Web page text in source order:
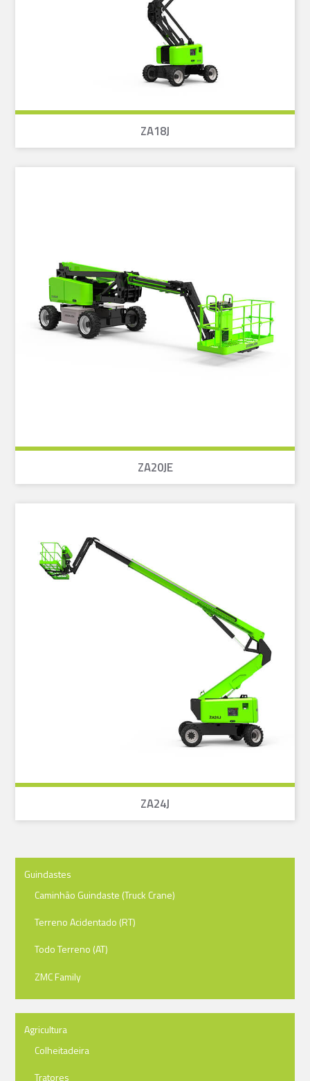
ZA18J
ZA20JE
ZA24J
Guindastes
Caminhão Guindaste (Truck Crane)
Terreno Acidentado (RT)
Todo Terreno (AT)
ZMC Family
Agricultura
Colheitadeira
Tratores